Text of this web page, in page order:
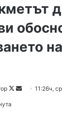
F
11:26ч,